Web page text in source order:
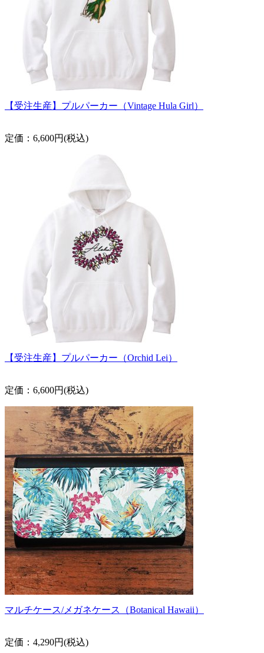
【受注生産】プルパーカー（Vintage Hula Girl）
定価：6,600円(税込)
【受注生産】プルパーカー（Orchid Lei）
定価：6,600円(税込)
マルチケース/メガネケース（Botanical Hawaii）
定価：4,290円(税込)